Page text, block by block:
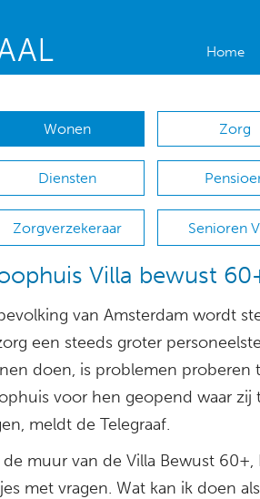
Home
Wonen Zorg
Diensten
Zorgverzekeraar Senioren
Villa bewust
van Amsterdam wordt
een steeds groter
doen, is problemen proberen
voor hen geopend waar
meldt de Telegraaf.
de muur van de Villa Bewust
met vragen. Wat kan ik doen